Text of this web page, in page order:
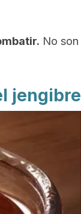
No son
jengibre